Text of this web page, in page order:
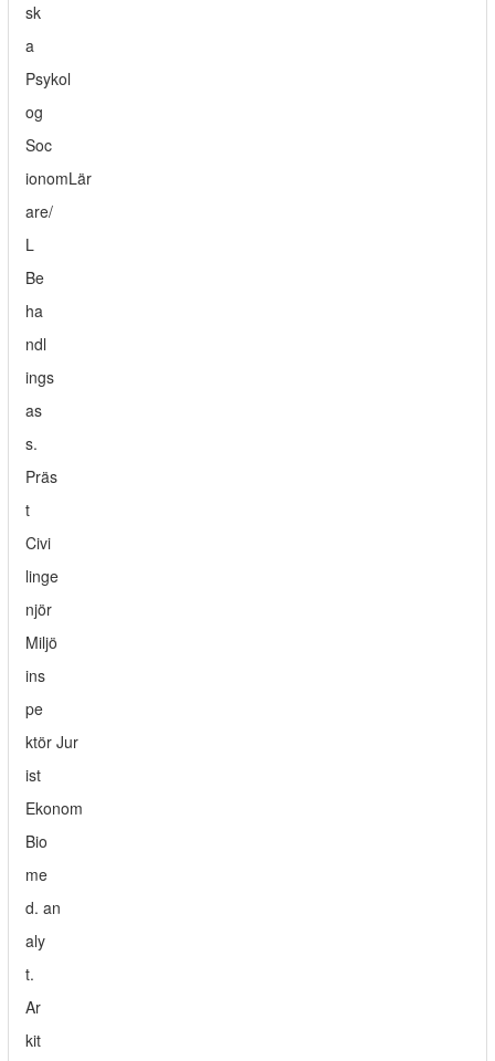
sk
a
Psykol
og
Soc
ionomLär
are/
L
Be
ha
ndl
ings
as
s.
Präs
t
Civi
linge
njör
Miljö
ins
pe
ktör Jur
ist
Ekonom
Bio
me
d. an
aly
t.
Ar
kit